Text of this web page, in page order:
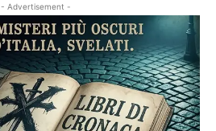
- Advertisement -